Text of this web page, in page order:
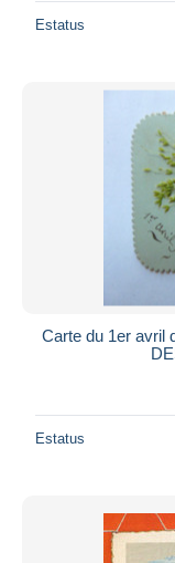
Estatus
Carte du 1er avril
Estatus